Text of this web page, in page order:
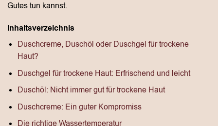
Gutes tun kannst.
Inhaltsverzeichnis
Duschcreme, Duschöl oder Duschgel für trockene
Haut?
Duschgel für trockene Haut: Erfrischend und leicht
Duschöl: Nicht immer gut für trockene Haut
Duschcreme: Ein guter Kompromiss
Die richtige Wassertemperatur